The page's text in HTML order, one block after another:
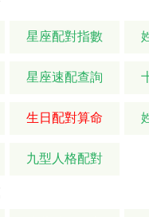
星座配對指數
星座速配查詢
生日配對算命
九型人格配對